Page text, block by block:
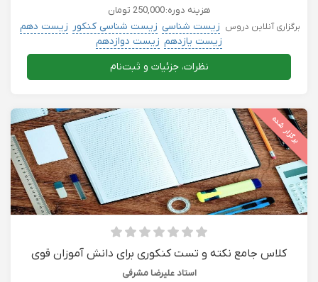
هزینه دوره:250,000 تومان
برگزاری آنلاین دروس زیست شناسی زیست شناسی کنکور زیست دهم
زیست یازدهم زیست دوازدهم
نظرات، جزئیات و ثبت‌نام
برگزار شده
کلاس جامع نکته و تست کنکوری برای دانش آموزان قوی
استاد علیرضا مشرفی